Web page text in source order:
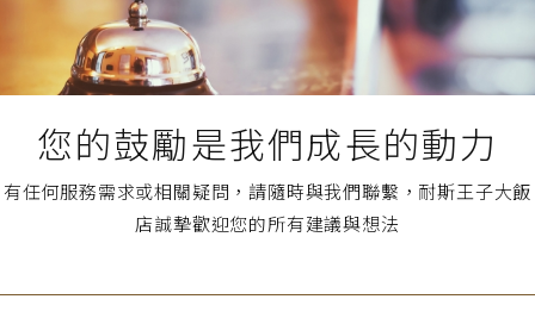
您的鼓勵是我們成長的動力
有任何服務需求或相關疑問，請隨時與我們聯繫，耐斯王子大飯
店誠摯歡迎您的所有建議與想法